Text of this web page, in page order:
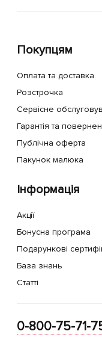
Покупцям
Оплата та доставка
Розстрочка
Сервісне
Гарантія та
Публічна оферта
Пакунок малюка
Інформація
Акції
Бонусна програма
Подарункові
База знань
Статті
0-800-75-71-